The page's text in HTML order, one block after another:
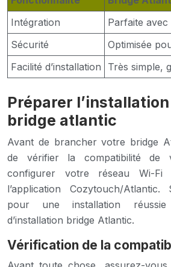
Intégration
Parfaite
Sécurité
Optimisée
Facilité d’installation
Très simple,
Préparer
bridge atlantic
Avant de brancher votre bridge
de vérifier la compatibilité de
configurer votre réseau Wi-Fi
l’application Cozytouch/
pour une installation
d’installation bridge Atlantic.
Vérification de la